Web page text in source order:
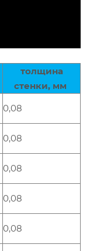
толщина
стенки, мм
0,08
0,08
0,08
0,08
0,08